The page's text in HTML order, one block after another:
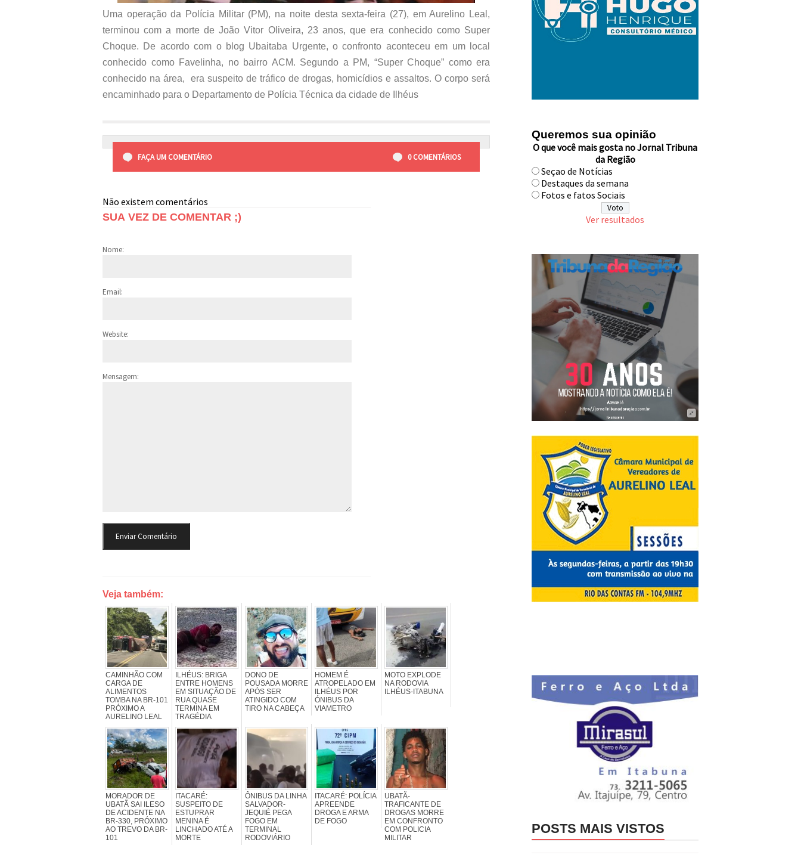
Uma operação da Polícia Militar (PM), na noite desta sexta-feira (27), em Aurelino Leal,
terminou com a morte de João Vitor Oliveira, 23 anos, que era conhecido como Super
Choque. De acordo com o blog Ubaitaba Urgente, o confronto aconteceu em um local
conhecido como Favelinha, no bairro ACM. Segundo a PM, “Super Choque” como era
conhecido na área, era suspeito de tráfico de drogas, homicídios e assaltos. O corpo será
encaminhado para o Departamento de Polícia Técnica da cidade de Ilhéus
FAÇA UM COMENTÁRIO 0 COMENTÁRIOS
Não existem comentários
SUA VEZ DE COMENTAR ;)
Nome:
Email:
Website:
Mensagem:
Veja também:
CAMINHÃO COM
CARGA DE
ALIMENTOS
TOMBA NA BR-101
PRÓXIMO A
AURELINO LEAL
ILHÉUS: BRIGA
ENTRE HOMENS
EM SITUAÇÃO DE
RUA QUASE
TERMINA EM
TRAGÉDIA
DONO DE
POUSADA MORRE
APÓS SER
ATINGIDO COM
TIRO NA CABEÇA
HOMEM É
ATROPELADO EM
ILHÉUS POR
ÓNIBUS DA
VIAMETRO
MOTO EXPLODE
NA RODOVIA
ILHÉUS-ITABUNA
MORADOR DE
UBATÃ SAI ILESO
DE ACIDENTE NA
BR-330, PRÓXIMO
AO TREVO DA BR-
101
ITACARÉ:
SUSPEITO DE
ESTUPRAR
MENINA É
LINCHADO ATÉ A
MORTE
ÔNIBUS DA LINHA
SALVADOR-
JEQUIÉ PEGA
FOGO EM
TERMINAL
RODOVIÁRIO
ITACARÉ: POLÍCIA
APREENDE
DROGA E ARMA
DE FOGO
UBATÃ-
TRAFICANTE DE
DROGAS MORRE
EM CONFRONTO
COM POLICIA
MILITAR
Queremos sua opinião
O que você mais gosta no Jornal Tribuna
da Região
Seçao de Notícias
Destaques da semana
Fotos e fatos Sociais
Ver resultados
POSTS MAIS VISTOS